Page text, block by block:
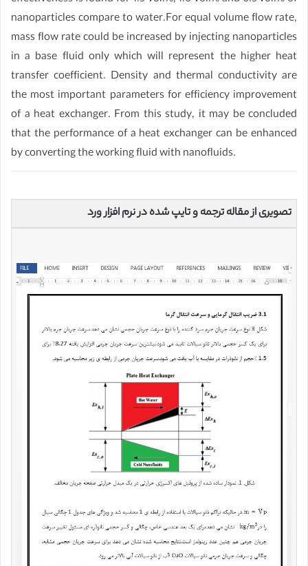
nanoparticles compare to water.For equal volume flow rate,
mass flow rate could be increased by injecting nanoparticles
in a base fluid only which will represent the higher heat
transfer coefficient. Density and thermal conductivity are
the most important parameters for efficiency improvement
of a heat exchanger. From this study, it may be concluded
that the performance of a heat exchanger can be enhanced
by converting the working fluid with nanofluids.
تصویری از مقاله ترجمه و تایپ شده در نرم افزار ورد